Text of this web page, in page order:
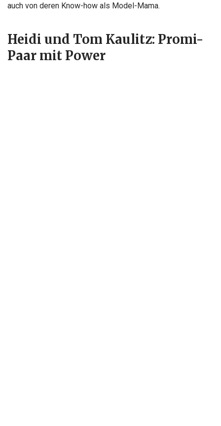
auch von deren Know-how als Model-Mama.
Heidi und Tom Kaulitz: Promi-
Paar mit Power